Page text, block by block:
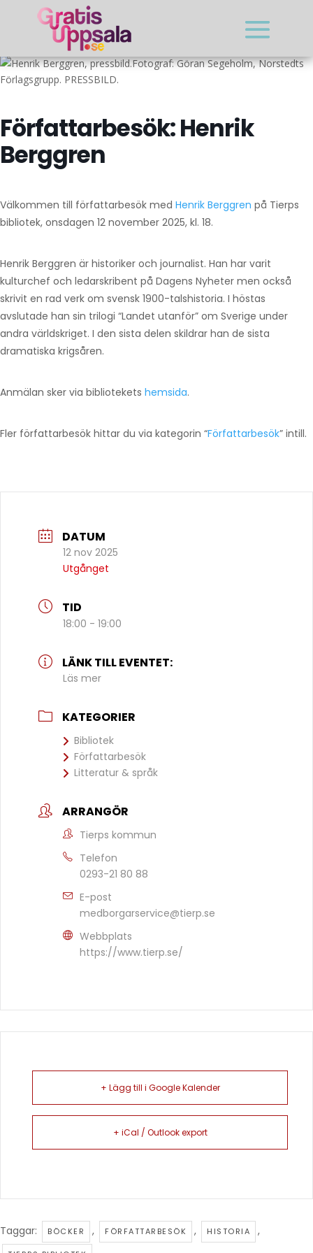
Fotograf: Göran Segeholm, Norstedts
Förlagsgrupp. PRESSBILD.
Författarbesök: Henrik
Berggren
Välkommen till författarbesök med Henrik Berggren på Tierps
bibliotek, onsdagen 12 november 2025, kl. 18.
Henrik Berggren är historiker och journalist. Han har varit
kulturchef och ledarskribent på Dagens Nyheter men också
skrivit en rad verk om svensk 1900-talshistoria. I höstas
avslutade han sin trilogi “Landet utanför” om Sverige under
andra världskriget. I den sista delen skildrar han de sista
dramatiska krigsåren.
Anmälan sker via bibliotekets hemsida.
Fler författarbesök hittar du via kategorin “Författarbesök” intill.
DATUM
12 nov 2025
Utgånget
TID
18:00 - 19:00
LÄNK TILL EVENTET:
Läs mer
KATEGORIER
Bibliotek
Författarbesök
Litteratur & språk
ARRANGÖR
Tierps kommun
Telefon
0293-21 80 88
E-post
medborgarservice@tierp.se
Webbplats
https://www.tierp.se/
+ Lägg till i Google Kalender
+ iCal / Outlook export
Taggar: BÖCKER , FÖRFATTARBESÖK , HISTORIA ,